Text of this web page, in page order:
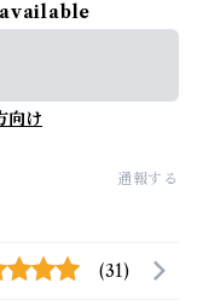
向け
通報する
(31)